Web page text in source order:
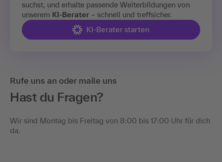
suchst, und erhalte passende Weiterbildungen von
unserem KI-Berater – schnell und treffsicher.
KI-Berater starten
Rufe uns an oder maile uns
Hast du Fragen?
Wir sind Montag bis Freitag von 8:00 bis 17:00 Uhr für dich
da.